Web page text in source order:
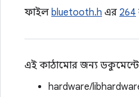
ফাইল bluetooth.h এর 264
এই কাঠামোর জন্য
hardware/